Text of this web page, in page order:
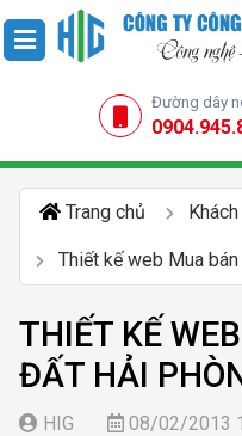
Đường dây
Trang chủ
Thiết kế web Mua
THIẾT KẾ
ĐẤT HẢI
HIG 08/02/2013